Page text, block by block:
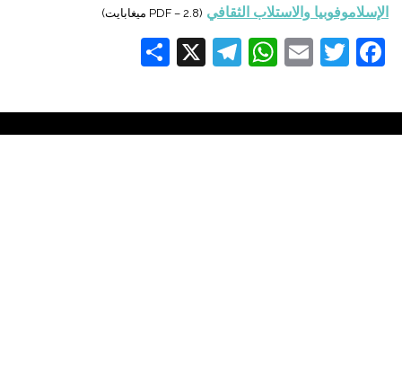
الإسلاموفوبيا والاستلاب الثقافي (PDF – 2.8 ميغابايت)
Facebook
Twitter
Email
WhatsApp
Telegram
X